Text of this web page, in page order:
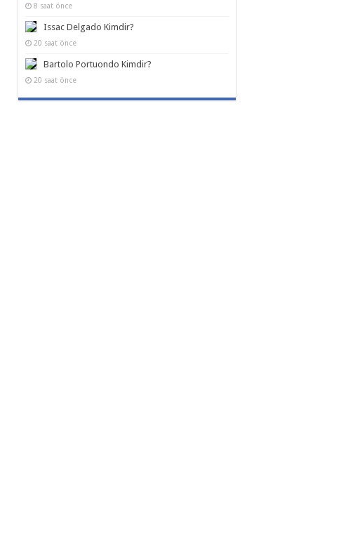
8 saat önce
Issac Delgado Kimdir?
20 saat önce
Bartolo Portuondo Kimdir?
20 saat önce